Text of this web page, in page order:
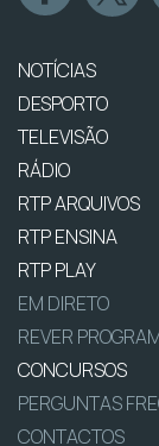
NOTÍCIAS
DESPORTO
TELEVISÃO
RÁDIO
RTP ARQUIVOS
RTP ENSINA
RTP PLAY
EM DIRETO
REVER
CONCURSOS
PERGUNTAS
CONTACTOS